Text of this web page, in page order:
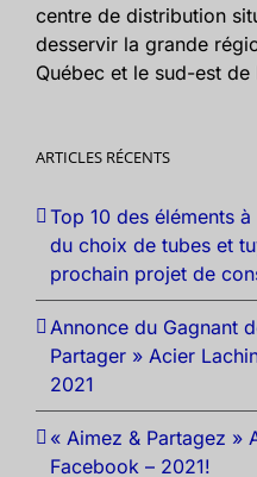
centre de distribution
desservir la grande
Québec et le sud-est de
ARTICLES RÉCENTS
Top 10 des éléments
du choix de tubes et
prochain projet de
Annonce du Gagnant
Partager » Acier
2021
« Aimez & Partagez »
Facebook – 2021!